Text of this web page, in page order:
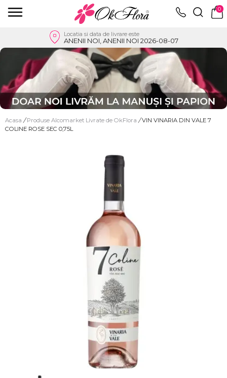
0
Locatia si data de livrare este
ANENII NOI, ANENII NOI 2026-08-07
Acasa / Produse Alcomarket Livrate de OkFlora / VIN VINARIA DIN VALE 7
COLINE ROSE SEC 0,75L